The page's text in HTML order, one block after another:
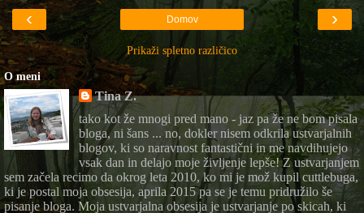
‹ ›
Domov
Prikaži spletno različico
O meni
Tina Z.
tako kot že mnogi pred mano - jaz pa že ne bom pisala
bloga, ni šans ... no, dokler nisem odkrila ustvarjalnih
blogov, ki so naravnost fantastični in me navdihujejo
vsak dan in delajo moje življenje lepše! Z ustvarjanjem
sem začela recimo da okrog leta 2010, ko mi je mož kupil cuttlebuga,
ki je postal moja obsesija, aprila 2015 pa se je temu pridružilo še
pisanje bloga. Moja ustvarjalna obsesija je ustvarjanje po skicah, ki